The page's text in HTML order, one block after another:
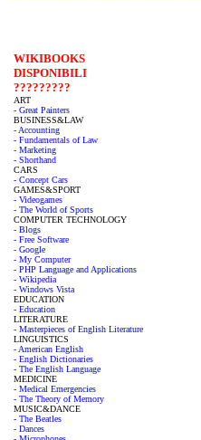
WIKIBOOKS
DISPONIBILI
?????????
ART
- Great Painters
BUSINESS&LAW
- Accounting
- Fundamentals of Law
- Marketing
- Shorthand
CARS
- Concept Cars
GAMES&SPORT
- Videogames
- The World of Sports
COMPUTER TECHNOLOGY
- Blogs
- Free Software
- Google
- My Computer
- PHP Language and Applications
- Wikipedia
- Windows Vista
EDUCATION
- Education
LITERATURE
- Masterpieces of English Literature
LINGUISTICS
- American English
- English Dictionaries
- The English Language
MEDICINE
- Medical Emergencies
- The Theory of Memory
MUSIC&DANCE
- The Beatles
- Dances